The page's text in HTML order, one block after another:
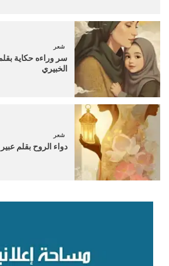
شعر
سر وراءه حكاية
الخبيري
شعر
دواء الروح بقلم